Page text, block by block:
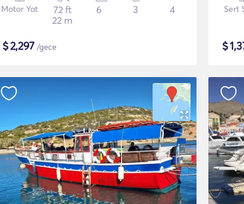
Motor Yat
72 ft
22 m
6 3 4
$2,297 /gece
Sert
$